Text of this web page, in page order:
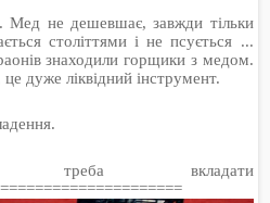
Мед не дешевшає, завжди тільки
століттями і не псується ...
знаходили горщики з медом.
дуже ліквідний інструмент.
вкладати